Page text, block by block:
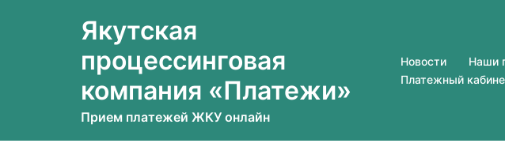
Якутская
процессинговая
компания «Платежи»
Прием платежей ЖКУ онлайн
Новости Наши
Платежный